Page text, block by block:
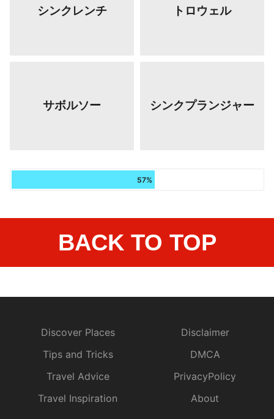
シンクレンチ トロウェル
サボルソー シンクプランジャー
57%
BACK TO TOP
Discover Places
Tips and Tricks
Travel Advice
Travel Inspiration
Disclaimer
DMCA
PrivacyPolicy
About